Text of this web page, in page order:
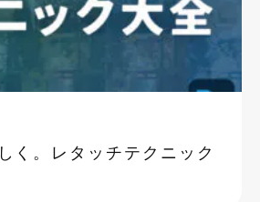
く。レタッチテクニック